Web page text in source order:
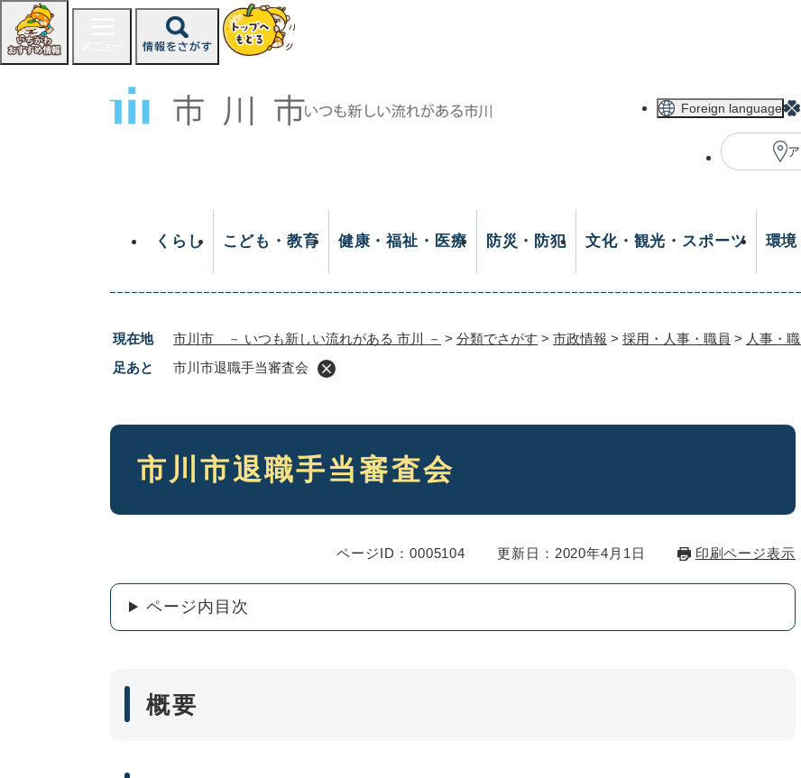
ジ
Foreign language
くらし こども・教育 健康・福祉・医療 防災・防犯 文化・観光・スポーツ 環境
現在地 市川市 － いつも新しい流れがある 市川 － > 分類でさがす > 市政情報 > 採用・人事・職員 > 人事・
足あと
市川市退職手当審査会
本
市川市退職手当審査会
ページID：0005104 更新日：2020年4月1日 印刷ページ表示
ページ内目次
概要